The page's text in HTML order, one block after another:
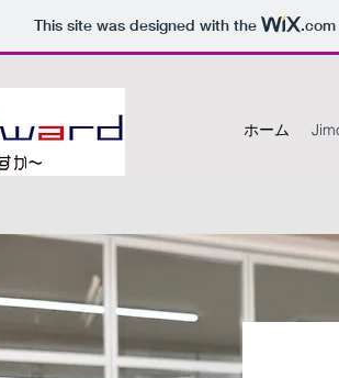
This site was designed with the .com
ホーム